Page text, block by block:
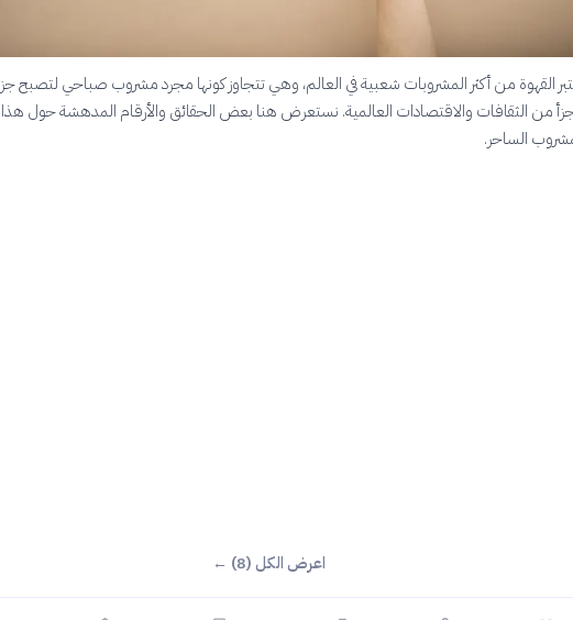
القهوة من أكثر المشروبات شعبية في العالم، وهي تتجاوز كونها مجرد مشروب صباحي لتصبح
من الثقافات والاقتصادات العالمية. نستعرض هنا بعض الحقائق والأرقام المدهشة حول هذا
الساحر.
اعرض الكل (8) ←